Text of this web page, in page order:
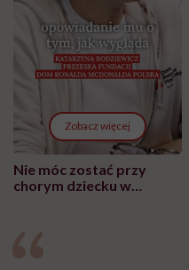
Zobacz więcej
Nie móc zostać przy
chorym dziecku w